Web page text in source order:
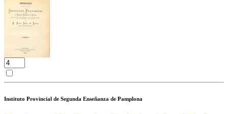
Instituto Provincial de Segunda Enseñanza de Pamplona